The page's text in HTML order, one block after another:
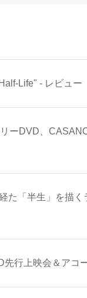
Life" - レビュー
ーDVD、
た「半生」を描
行上映会＆アコ